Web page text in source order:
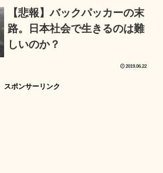
【悲報】バックパッカーの末
路。日本社会で生きるのは難
しいのか？
2019.06.22
スポンサーリンク